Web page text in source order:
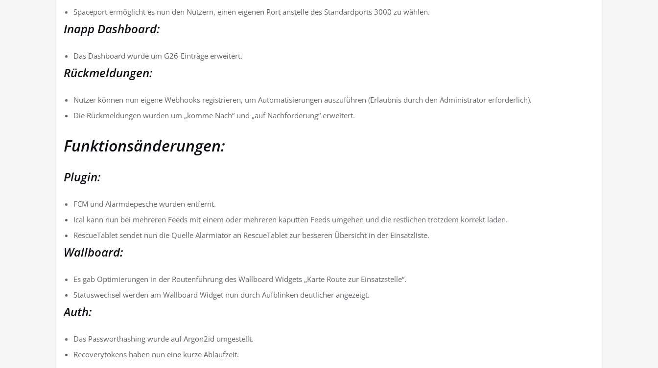
Spaceport ermöglicht es nun den Nutzern, einen eigenen Port anstelle des Standardports 3000 zu wählen.
Inapp Dashboard:
Das Dashboard wurde um G26-Einträge erweitert.
Rückmeldungen:
Nutzer können nun eigene Webhooks registrieren, um Automatisierungen auszuführen (Erlaubnis durch den Administrator erforderlich).
Die Rückmeldungen wurden um „komme Nach“ und „auf Nachforderung“ erweitert.
Funktionsänderungen:
Plugin:
FCM und Alarmdepesche wurden entfernt.
Ical kann nun bei mehreren Feeds mit einem oder mehreren kaputten Feeds umgehen und die restlichen trotzdem korrekt laden.
RescueTablet sendet nun die Quelle Alarmiator an RescueTablet zur besseren Übersicht in der Einsatzliste.
Wallboard:
Es gab Optimierungen in der Routenführung des Wallboard Widgets „Karte Route zur Einsatzstelle“.
Statuswechsel werden am Wallboard Widget nun durch Aufblinken deutlicher angezeigt.
Auth:
Das Passworthashing wurde auf Argon2id umgestellt.
Recoverytokens haben nun eine kurze Ablaufzeit.